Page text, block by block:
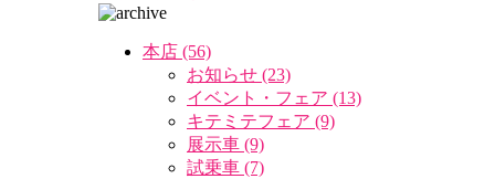
本店 (56)
お知らせ (23)
イベント・フェア (13)
キテミテフェア (9)
展示車 (9)
試乗車 (7)